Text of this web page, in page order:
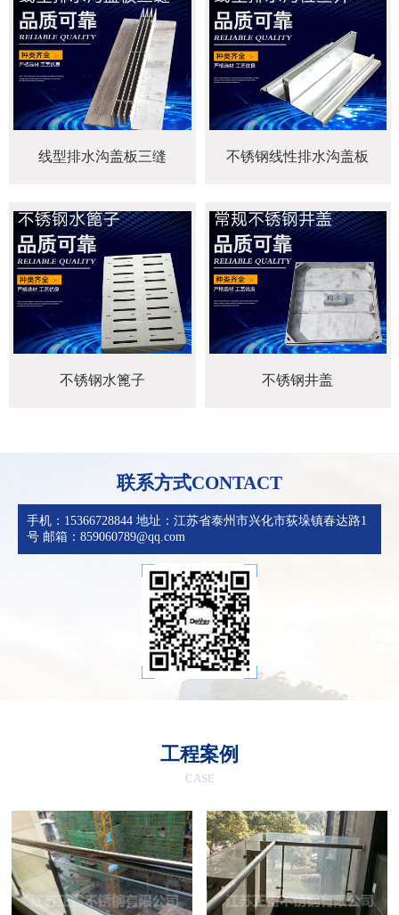
线型排水沟盖板三缝 不锈钢线性排水沟盖板
不锈钢水篦子 不锈钢井盖
联系方式CONTACT
手机：15366728844 地址：江苏省泰州市兴化市荻垛镇春达路1
号 邮箱：859060789@qq.com
工程案例
CASE